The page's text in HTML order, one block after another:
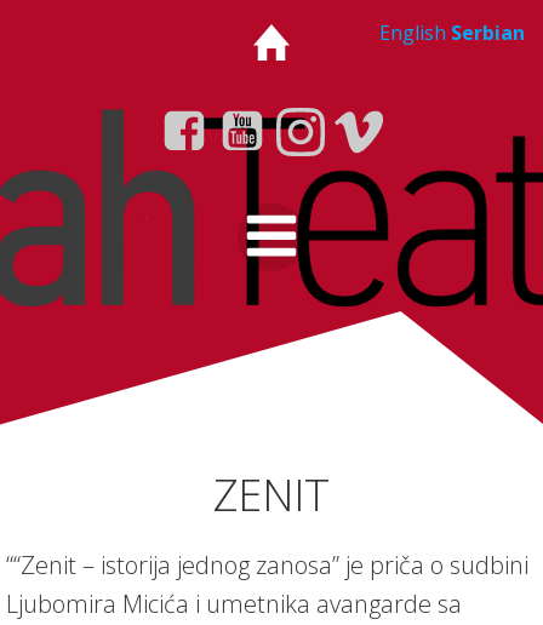
to
ZENIT
““Zenit – istorija jednog zanosa” je priča o sudbini
Ljubomira Micića i umetnika avangarde sa
English Serbian